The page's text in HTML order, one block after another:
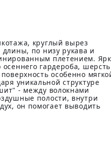
круглый вырез
по низу рукава и
плетением.
гардероба,
особенно
уникальной структуре
- между волокнами
полости, внутри
он помогает выводить